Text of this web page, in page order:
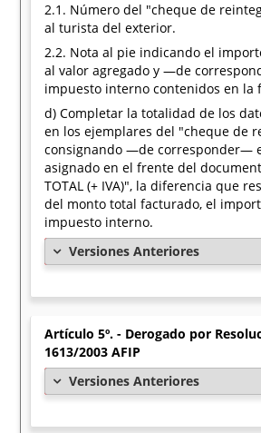
2.1. Número del "cheque de
al turista del exterior.
2.2. Nota al pie indicando el
al valor agregado y —de
impuesto interno contenidos en la
d) Completar la totalidad de los
en los ejemplares del "cheque de
consignando —de corresponder—
asignado en el frente del
TOTAL (+ IVA)", la diferencia que
del monto total facturado, el
impuesto interno.
Versiones Anteriores
Artículo 5º. - Derogado por
1613/2003 AFIP
Versiones Anteriores